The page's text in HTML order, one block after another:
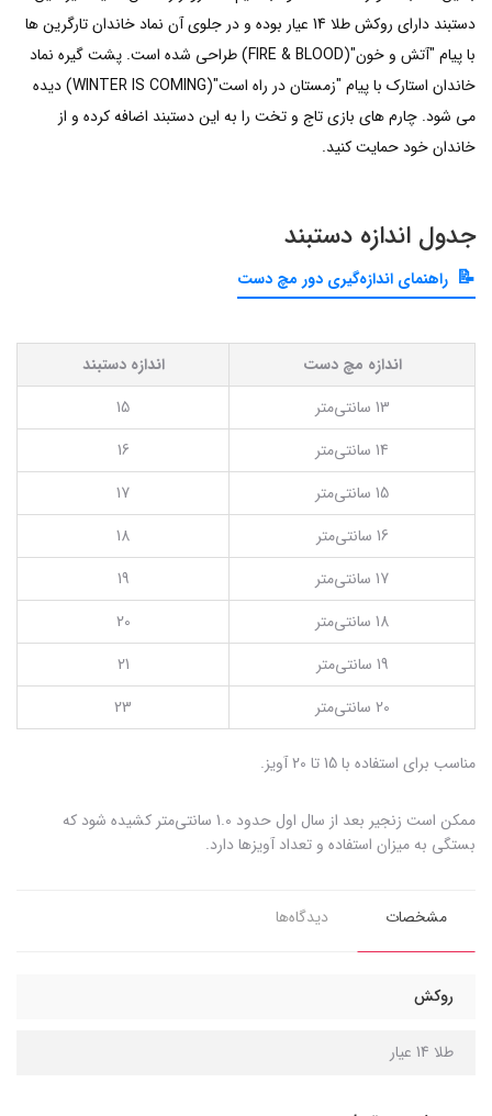
دستبند دارای روکش طلا 14 عیار بوده و در جلوی آن نماد خاندان تارگرین ها
با پیام "آتش و خون"(FIRE & BLOOD) طراحی شده است. پشت گیره نماد
خاندان استارک با پیام "زمستان در راه است"(WINTER IS COMING) دیده
می شود. چارم های بازی تاج و تخت را به این دستبند اضافه کرده و از
خاندان خود حمایت کنید.
جدول اندازه دستبند
راهنمای اندازه‌گیری دور مچ دست
اندازه مچ دست
اندازه دستبند
13 سانتی‌متر
15
14 سانتی‌متر
16
15 سانتی‌متر
17
16 سانتی‌متر
18
17 سانتی‌متر
19
18 سانتی‌متر
20
19 سانتی‌متر
21
20 سانتی‌متر
23
مناسب برای استفاده با 15 تا 20 آویز.
ممکن است زنجیر بعد از سال اول حدود 1.0 سانتی‌متر کشیده شود که
بستگی به میزان استفاده و تعداد آویزها دارد.
مشخصات دیدگاه‌ها
روکش
طلا 14 عیار